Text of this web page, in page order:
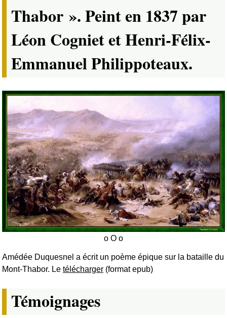
Thabor ». Peint en 1837 par
Léon Cogniet et Henri-Félix-
Emmanuel Philippoteaux.
Amédée Duquesnel a écrit un poème épique sur la bataille du
Mont-Thabor. Le télécharger (format epub)
Témoignages